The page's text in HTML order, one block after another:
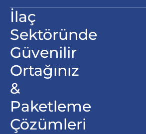
İlaç
Sektöründe
Güvenilir
Ortağınız
&
Paketleme
Çözümleri